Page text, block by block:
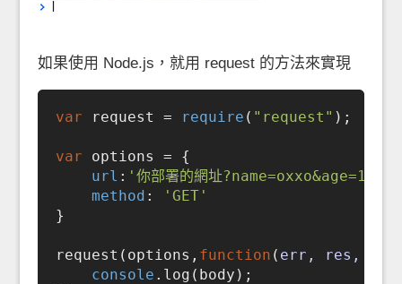
如果使用 Node.js，就用 request 的方法來實現
var request = require ( "request" );
var options = {
url : '你部署的網址?name=oxxo&age=18'
method :
'GET'
}
request(options, function ( err, res,
console .log(body);